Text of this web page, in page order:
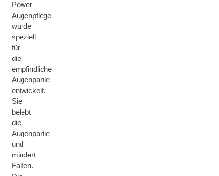
Power
Augenpflege
wurde
speziell
für
die
empfindliche
Augenpartie
entwickelt.
Sie
belebt
die
Augenpartie
und
mindert
Falten.